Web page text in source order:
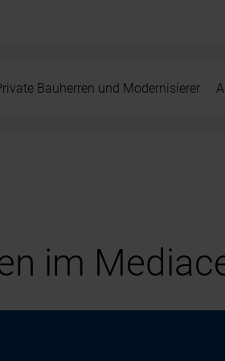
Bauherren und Modernisierer
im